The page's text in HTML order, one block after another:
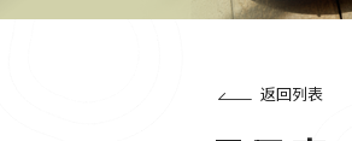
返回列表